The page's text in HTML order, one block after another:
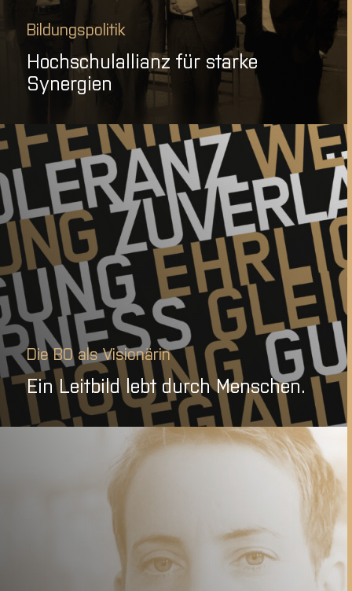
Bildungspolitik
Hochschulallianz für starke
Synergien
Die BO als Visionärin
Ein Leitbild lebt durch Menschen.